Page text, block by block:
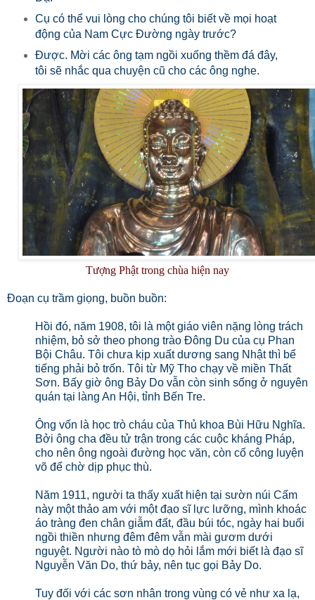
Cụ có thể vui lòng cho chúng tôi biết về mọi hoạt
động của Nam Cực Đường ngày trước?
Được. Mời các ông tạm ngồi xuống thềm đá đây,
tôi sẽ nhắc qua chuyện cũ cho các ông nghe.
Tượng Phật trong chùa hiện nay
Đoạn cụ trầm giọng, buồn buồn:
Hồi đó, năm 1908, tôi là một giáo viên nặng lòng trách
nhiệm, bỏ sở theo phong trào Đông Du của cụ Phan
Bội Châu. Tôi chưa kịp xuất dương sang Nhật thì bể
tiếng phải bỏ trốn. Tôi từ Mỹ Tho chạy về miền Thất
Sơn. Bấy giờ ông Bảy Do vẫn còn sinh sống ở nguyên
quán tại làng An Hội, tỉnh Bến Tre.
Ông vốn là học trò cháu của Thủ khoa Bùi Hữu Nghĩa.
Bởi ông cha đều tử trận trong các cuộc kháng Pháp,
cho nên ông ngoài đường học văn, còn cố công luyện
võ để chờ dịp phục thù.
Năm 1911, người ta thấy xuất hiện tại sườn núi Cấm
này một thảo am với một đạo sĩ lực lưỡng, mình khoác
áo tràng đen chân giẫm đất, đầu búi tóc, ngày hai buổi
ngồi thiền nhưng đêm đêm vẫn mài gươm dưới
nguyệt. Người nào tò mò dọ hỏi lắm mới biết là đạo sĩ
Nguyễn Văn Do, thứ bảy, nên tục gọi Bảy Do.
Tuy đối với các sơn nhân trong vùng có vẻ như xa lạ,